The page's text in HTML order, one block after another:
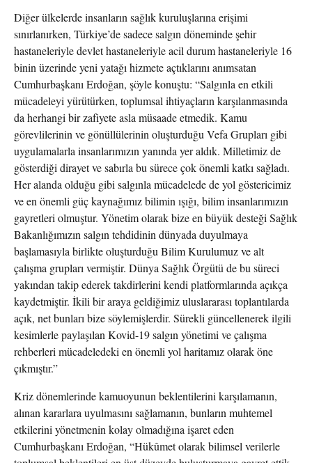
Diğer ülkelerde insanların sağlık kuruluşlarına erişimi
sınırlanırken, Türkiye’de sadece salgın döneminde şehir
hastaneleriyle devlet hastaneleriyle acil durum hastaneleriyle 16
binin üzerinde yeni yatağı hizmete açtıklarını anımsatan
Cumhurbaşkanı Erdoğan, şöyle konuştu: “Salgınla en etkili
mücadeleyi yürütürken, toplumsal ihtiyaçların karşılanmasında
da herhangi bir zafiyete asla müsaade etmedik. Kamu
görevlilerinin ve gönüllülerinin oluşturduğu Vefa Grupları gibi
uygulamalarla insanlarımızın yanında yer aldık. Milletimiz de
gösterdiği dirayet ve sabırla bu sürece çok önemli katkı sağladı.
Her alanda olduğu gibi salgınla mücadelede de yol göstericimiz
ve en önemli güç kaynağımız bilimin ışığı, bilim insanlarımızın
gayretleri olmuştur. Yönetim olarak bize en büyük desteği Sağlık
Bakanlığımızın salgın tehdidinin dünyada duyulmaya
başlamasıyla birlikte oluşturduğu Bilim Kurulumuz ve alt
çalışma grupları vermiştir. Dünya Sağlık Örgütü de bu süreci
yakından takip ederek takdirlerini kendi platformlarında açıkça
kaydetmiştir. İkili bir araya geldiğimiz uluslararası toplantılarda
açık, net bunları bize söylemişlerdir. Sürekli güncellenerek ilgili
kesimlerle paylaşılan Kovid-19 salgın yönetimi ve çalışma
rehberleri mücadeledeki en önemli yol haritamız olarak öne
çıkmıştır.”
Kriz dönemlerinde kamuoyunun beklentilerini karşılamanın,
alınan kararlara uyulmasını sağlamanın, bunların muhtemel
etkilerini yönetmenin kolay olmadığına işaret eden
Cumhurbaşkanı Erdoğan, “Hükûmet olarak bilimsel verilerle